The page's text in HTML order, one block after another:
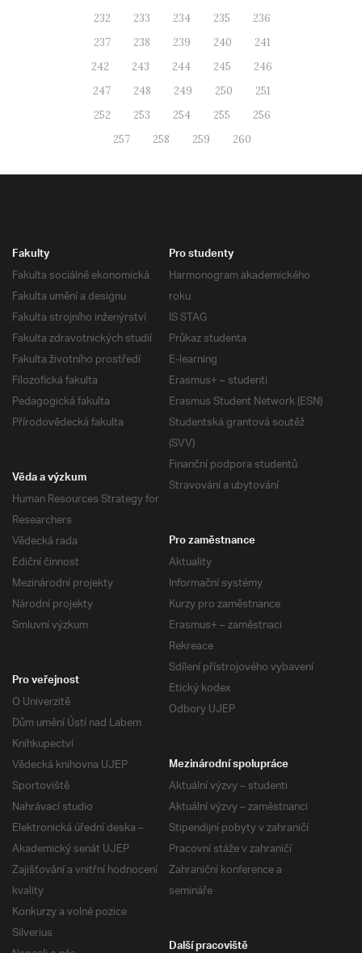
232
233 234 235
236
237
238 239 240
241
242
243 244 245
246
247
248 249 250
251
252
253 254 255
256
257
258 259 260
Fakulty
Fakulta sociálně ekonomická
Fakulta umění a designu
Fakulta strojního inženýrství
Fakulta zdravotnických studií
Fakulta životního prostředí
Filozofická fakulta
Pedagogická fakulta
Přírodovědecká fakulta
Pro studenty
Harmonogram akademického
roku
IS STAG
Průkaz studenta
E-learning
Erasmus+ – studenti
Erasmus Student Network (ESN)
Studentská grantová soutěž
(SVV)
Finanční podpora studentů
Stravování a ubytování
Věda a výzkum
Human Resources Strategy for
Researchers
Vědecká rada
Ediční činnost
Mezinárodní projekty
Národní projekty
Smluvní výzkum
Pro zaměstnance
Aktuality
Informační systémy
Kurzy pro zaměstnance
Erasmus+ – zaměstnaci
Rekreace
Sdílení přístrojového vybavení
Etický kodex
Odbory UJEP
Pro veřejnost
O Univerzitě
Dům umění Ústí nad Labem
Knihkupectví
Vědecká knihovna UJEP
Sportoviště
Nahrávací studio
Elektronická úřední deska –
Akademický senát UJEP
Zajišťování a vnitřní hodnocení
kvality
Konkurzy a volné pozice
Silverius
Mezinárodní spolupráce
Aktuální výzvy – studenti
Aktuální výzvy – zaměstnanci
Stipendijní pobyty v zahraničí
Pracovní stáže v zahraničí
Zahraniční konference a
semináře
Další pracoviště